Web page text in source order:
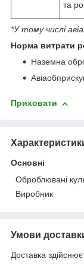
та
*У тому числі
Норма витрати
Наземна
Приховати
Основні
Оброблювані
Виробник
Умови
Доставка